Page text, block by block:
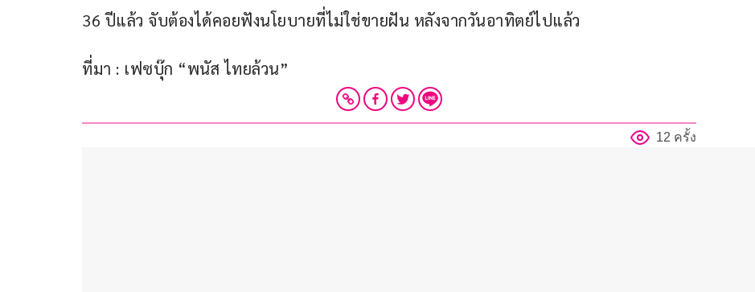
36 ปีแล้ว จับต้องได้คอยฟังนโยบายที่ไม่ใช่ขายฝัน หลังจากวันอาทิตย์ไปแล้ว
ที่มา : เฟซบุ๊ก “พนัส ไทยล้วน”
12 ครั้ง